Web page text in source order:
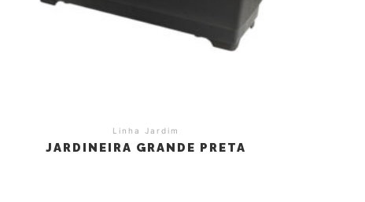
Linha Jardim
JARDINEIRA GRANDE PRETA